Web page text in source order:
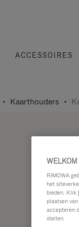
ACCESSOIRES
Kaarthouders
RIMOWA
het
bieden. Klik
plaatsen
accepteren
stellen.